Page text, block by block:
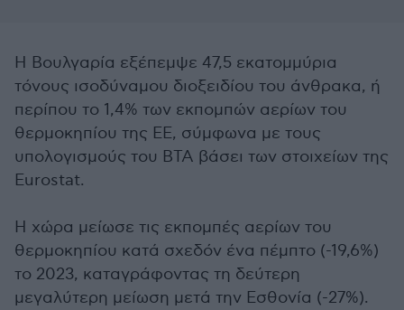
Η Βουλγαρία εξέπεμψε 47,5 εκατομμύρια
τόνους ισοδύναμου διοξειδίου του άνθρακα, ή
περίπου το 1,4% των εκπομπών αερίων του
θερμοκηπίου της ΕΕ, σύμφωνα με τους
υπολογισμούς του BTA βάσει των στοιχείων της
Eurostat.
Η χώρα μείωσε τις εκπομπές αερίων του
θερμοκηπίου κατά σχεδόν ένα πέμπτο (-19,6%)
το 2023, καταγράφοντας τη δεύτερη
μεγαλύτερη μείωση μετά την Εσθονία (-27%).